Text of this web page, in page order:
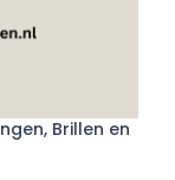
Brillen en